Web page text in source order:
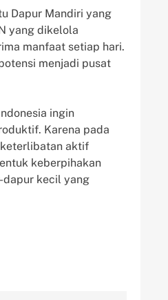
Dapur Mandiri yang
yang dikelola
manfaat setiap hari.
menjadi pusat
ingin
Karena pada
aktif
keberpihakan
dapur kecil yang